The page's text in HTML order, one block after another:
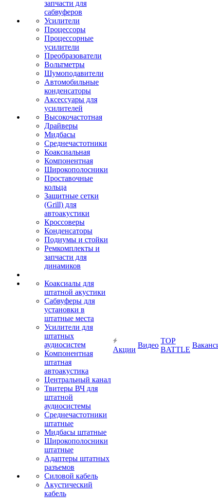
запчасти для
сабвуферов
Усилители
Процессоры
Процессорные
усилители
Преобразователи
Вольтметры
Шумоподавители
Автомобильные
конденсаторы
Аксессуары для
усилителей
Высокочастотная
Драйверы
Мидбасы
Среднечастотники
Коаксиальная
Компонентная
Широкополосники
Проставочные
кольца
Защитные сетки
(Grill) для
автоакустики
Кроссоверы
Конденсаторы
Подиумы и стойки
Ремкомплекты и
запчасти для
динамиков
Коаксиалы для
штатной акустики
Сабвуферы для
установки в
штатные места
Усилители для
штатных
аудиосистем
Компонентная
штатная
автоакустика
Центральный канал
Твитеры ВЧ для
штатной
аудиосистемы
Среднечастотники
штатные
Мидбасы штатные
Широкополосники
штатные
Адаптеры штатных
разъемов
Силовой кабель
Акустический
кабель
Акции
Видео
TOP
BATTLE